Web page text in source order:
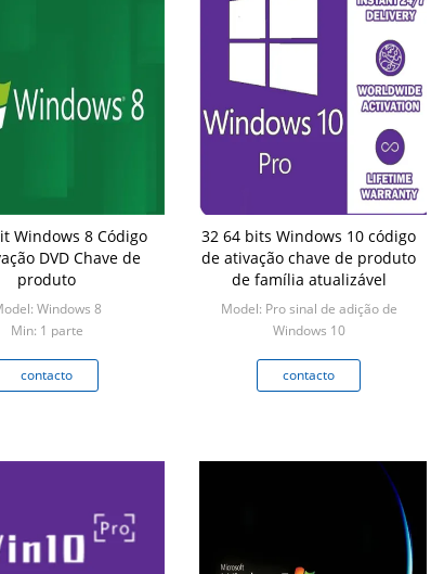
Windows 8 Código
DVD Chave de
produto
Windows 8
Min: 1 parte
contacto
32 64 bits Windows 10 código
de ativação chave de produto
de família atualizável
Model: Pro sinal de adição de
Windows 10
contacto